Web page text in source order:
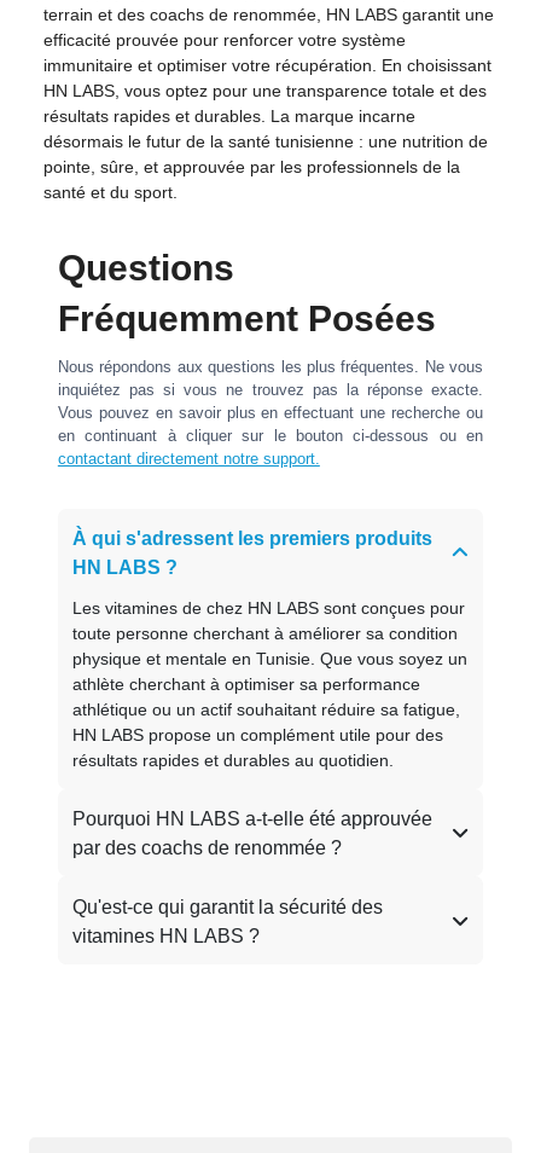
terrain et des coachs de renommée, HN LABS garantit une
efficacité prouvée pour renforcer votre système
immunitaire et optimiser votre récupération. En choisissant
HN LABS, vous optez pour une transparence totale et des
résultats rapides et durables. La marque incarne
désormais le futur de la santé tunisienne : une nutrition de
pointe, sûre, et approuvée par les professionnels de la
santé et du sport.
Questions
Fréquemment Posées
Nous répondons aux questions les plus fréquentes. Ne vous
inquiétez pas si vous ne trouvez pas la réponse exacte.
Vous pouvez en savoir plus en effectuant une recherche ou
en continuant à cliquer sur le bouton ci-dessous ou en
contactant directement notre support.
À qui s'adressent les premiers produits
HN LABS ?
Les vitamines de chez HN LABS sont conçues pour
toute personne cherchant à améliorer sa condition
physique et mentale en Tunisie. Que vous soyez un
athlète cherchant à optimiser sa performance
athlétique ou un actif souhaitant réduire sa fatigue,
HN LABS propose un complément utile pour des
résultats rapides et durables au quotidien.
Pourquoi HN LABS a-t-elle été approuvée
par des coachs de renommée ?
Qu'est-ce qui garantit la sécurité des
vitamines HN LABS ?